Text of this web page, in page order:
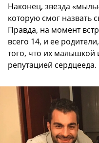
Наконец, звезда
которую смог назвать
Правда, на момент
всего 14, и ее
того, что их малышкой
репутацией сердцееда.